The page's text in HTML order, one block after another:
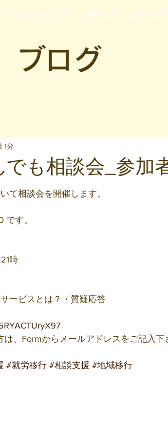
・発達障がいの方へ 運営企業 企業の方
ブログ
も相談会_参加
1分
て相談会を開催します。
です。
時
ービスとは？・質疑応答
、Formからメールアドレスをご記入下
#就労移行 #相談支援 #地域移行